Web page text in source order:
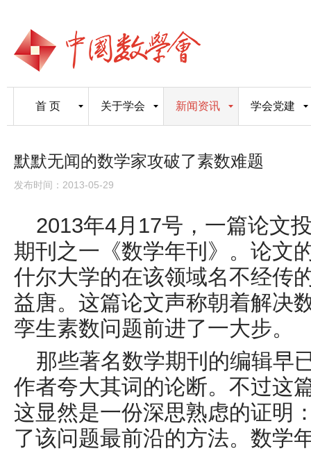
首 页 关于学会 新闻资讯 学会党建
默默无闻的数学家攻破了素数难题
发布时间：2013-05-29
2013年4月 17号，一篇论文
期刊之一《数学年刊》。论文
什尔大学的在该领域名不经传
益唐。这篇论文声称朝着解决
孪生素数问题前进了一大步。
那些著名数学期刊的编辑早
作者夸大其词的论断。不过这
这显然是一份深思熟虑的证明
了该问题最前沿的方法。数学